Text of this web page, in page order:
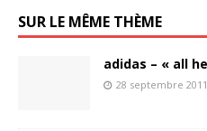
SUR LE MÊME THÈME
adidas – « all
28 septembre 2011